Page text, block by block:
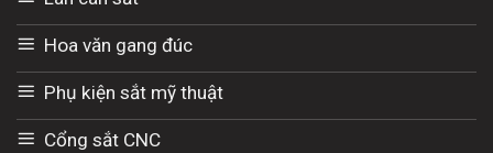
Hoa văn gang đúc
Phụ kiện sắt mỹ thuật
Cổng sắt CNC